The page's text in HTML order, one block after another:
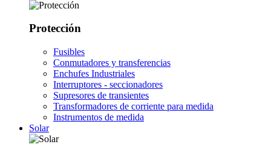
Protección
Fusibles
Conmutadores y transferencias
Enchufes Industriales
Interruptores - seccionadores
Supresores de transientes
Transformadores de corriente para medida
Instrumentos de medida
Solar